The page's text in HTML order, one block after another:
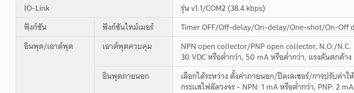
IO-Link
รุ่น v1.1/COM2 (38.4 kbps)
ฟังก์ชัน
ฟังก์ชันไทม์เมอร์
Timer OFF/Off-delay/On-delay/One-shot/On-Off
อินพุต/เอาต์พุต
เอาต์พุตควบคุม NPN open collector/PNP open collector, N.O./
30 VDC หรือต่ำกว่า, 50 mA หรือต่ำกว่า, แรงดันตกค้า
อินพุตภายนอก
เลือกได้ระหว่าง ตั้งค่าภายนอก/ปิดเลเซอร์/การปรับค่
กระแสไฟลัดวงจร - NPN: 1 mA หรือต่ำกว่า, PNP: 2